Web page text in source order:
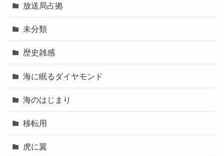
放送局占拠
未分類
歴史雑感
海に眠るダイヤモンド
海のはじまり
移転用
虎に翼